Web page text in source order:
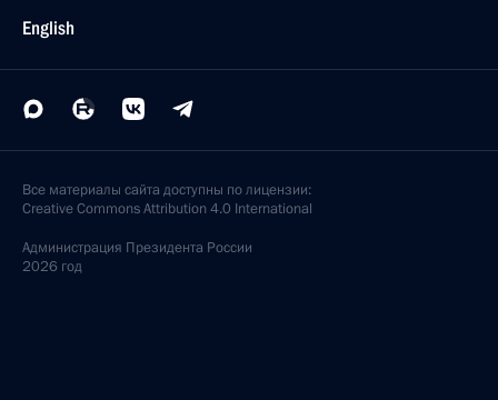
English
Все материалы сайта доступны по лицензии:
Creative Commons Attribution 4.0 International
Администрация Президента России
2026 год